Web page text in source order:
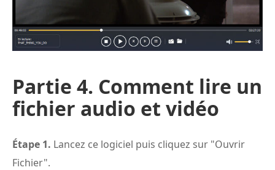
Partie 4. Comment lire un
fichier audio et vidéo
Étape 1. Lancez ce logiciel puis cliquez sur "Ouvrir
Fichier".